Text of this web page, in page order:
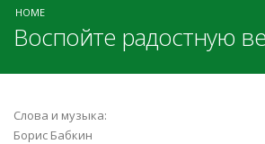
HOME
Воспойте радостную
Слова и музыка:
Борис Бабкин